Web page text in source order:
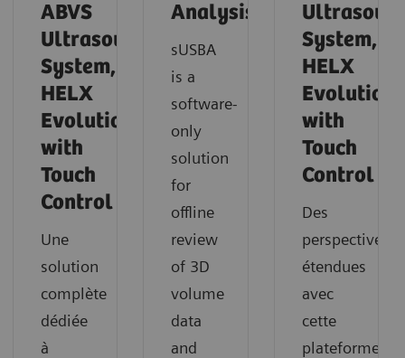
ABVS
Ultrasound
System,
HELX
Evolution
with
Touch
Control
Une
solution
complète
dédiée
à
Analysis
sUSBA
is a
software-
only
solution
for
offline
review
of 3D
volume
data
and
System,
HELX
Evolution
with
Touch
Control
Des
perspectives
étendues
avec
cette
plateforme